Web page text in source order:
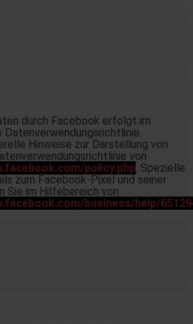
durch Facebook erfolgt im
Datenverwendungsrichtlinie.
Hinweise zur Darstellung von
von
policy.php. Spezielle
zum Facebook-Pixel und seiner
Sie im Hilfebereich von
business/help/